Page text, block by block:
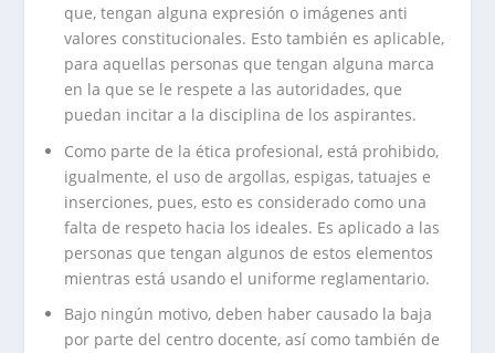
que, tengan alguna expresión o imágenes anti
valores constitucionales. Esto también es aplicable,
para aquellas personas que tengan alguna marca
en la que se le respete a las autoridades, que
puedan incitar a la disciplina de los aspirantes.
Como parte de la ética profesional, está prohibido,
igualmente, el uso de argollas, espigas, tatuajes e
inserciones, pues, esto es considerado como una
falta de respeto hacia los ideales. Es aplicado a las
personas que tengan algunos de estos elementos
mientras está usando el uniforme reglamentario.
Bajo ningún motivo, deben haber causado la baja
por parte del centro docente, así como también de